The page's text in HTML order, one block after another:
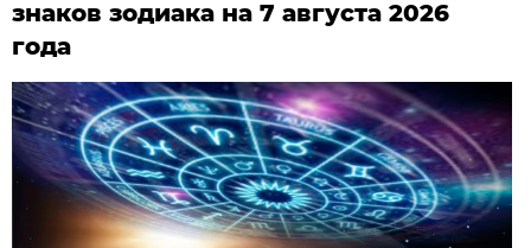
знаков зодиака на 7 августа 2026
года